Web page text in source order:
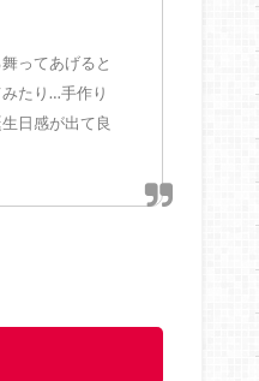
ってあげると
たり…手作り
日感が出て良